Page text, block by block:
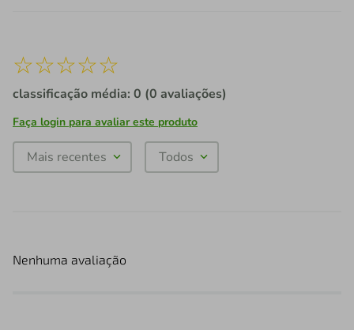
☆☆☆☆☆
classificação média: 0 (0 avaliações)
Faça login para avaliar este produto
Mais recentes Todos
Nenhuma avaliação